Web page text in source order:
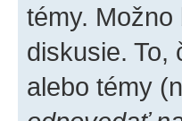
témy.
diskusie. To,
alebo témy